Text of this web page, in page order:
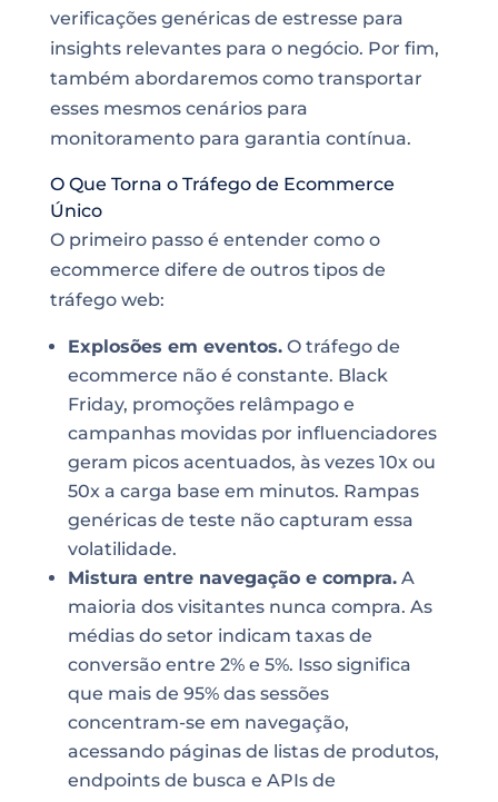
verificações genéricas de estresse para
insights relevantes para o negócio. Por fim,
também abordaremos como transportar
esses mesmos cenários para
monitoramento para garantia contínua.
O Que Torna o Tráfego de Ecommerce
Único
O primeiro passo é entender como o
ecommerce difere de outros tipos de
tráfego web:
Explosões em eventos.O tráfego de
ecommerce não é constante. Black
Friday, promoções relâmpago e
campanhas movidas por influenciadores
geram picos acentuados, às vezes 10x ou
50x a carga base em minutos. Rampas
genéricas de teste não capturam essa
volatilidade.
Mistura entre navegação e compra.A
maioria dos visitantes nunca compra. As
médias do setor indicam taxas de
conversão entre 2% e 5%. Isso significa
que mais de 95% das sessões
concentram-se em navegação,
acessando páginas de listas de produtos,
endpoints de busca e APIs de